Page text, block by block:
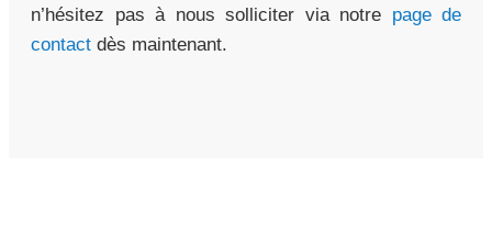
n’hésitez pas à nous solliciter via notre page de
contact dès maintenant.